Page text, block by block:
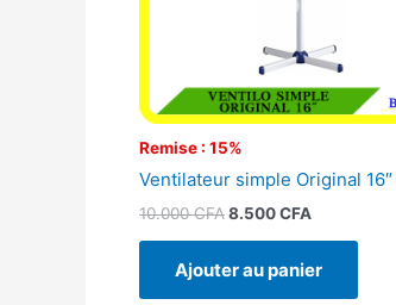
Remise : 15%
Ventilateur simple Original 16″
10.000CFA8.500CFA
Ajouter au panier